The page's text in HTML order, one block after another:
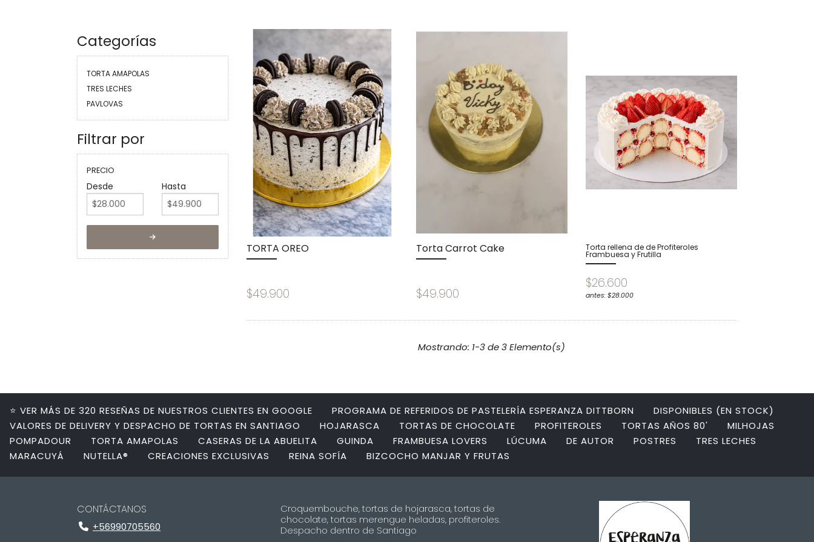
Categorías
TORTA AMAPOLAS
TRES LECHES
PAVLOVAS
Filtrar por
PRECIO
Desde Hasta
TORTA OREO
$49.900
Torta Carrot Cake
$49.900
Torta rellena de de Profiteroles
Frambuesa y Frutilla
$26.600
antes: $28.000
Mostrando: 1-3 de 3 Elemento(s)
⭐ VER MÁS DE 320 RESEÑAS DE NUESTROS CLIENTES EN GOOGLE PROGRAMA DE REFERIDOS DE PASTELERÍA ESPERANZA DITTBORN
DISPONIBLES (EN STOCK)
VALORES DE DELIVERY Y DESPACHO DE TORTAS EN SANTIAGO
HOJARASCA TORTAS DE CHOCOLATE PROFITEROLES TORTAS AÑOS 80'
MILHOJAS
POMPADOUR
TORTA AMAPOLAS CASERAS DE LA ABUELITA GUINDA FRAMBUESA LOVERS LÚCUMA DE AUTOR POSTRES
TRES LECHES
MARACUYÁ
NUTELLA® CREACIONES EXCLUSIVAS REINA SOFÍA BIZCOCHO MANJAR Y FRUTAS
CONTÁCTANOS
+56990705560
Croquembouche, tortas de hojarasca, tortas de
chocolate, tortas merengue heladas, profiteroles.
Despacho dentro de Santiago